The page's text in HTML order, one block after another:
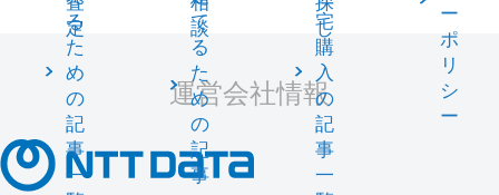
定
る
た
め
の
記
事
一
談
て
る
た
め
の
記
事
し
宅
購
入
の
記
事
一
ー
ポ
リ
シ
ー
運営会社情報